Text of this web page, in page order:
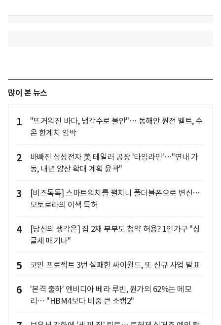
많이 본 뉴스
1
"뜨거워진 바다, 냉각수로 불안"… 동해안 원전 벨트, 수
온 한계치 임박
2
바빠진 삼성전자 美 테일러 공장 '타임라인'…"연내 가
동, 내년 양산 확대 계획 윤곽"
3
[비즈톡톡] 스마트워치를 펼치니 폴더블폰으로 변신…
모토로라의 이색 특허
4
[당신의 생각은] 집 2채 부부도 청약 허용? 1인가구 "싱
글세 매기나"
5 코인 프로젝트 3번 실패한 싸이월드, 또 신규 사업 발표
6
'본격 출하' 엔비디아 베라 루빈, 원가의 62%는 메모
리… "HBM4보다 비중 큰 소캠2"